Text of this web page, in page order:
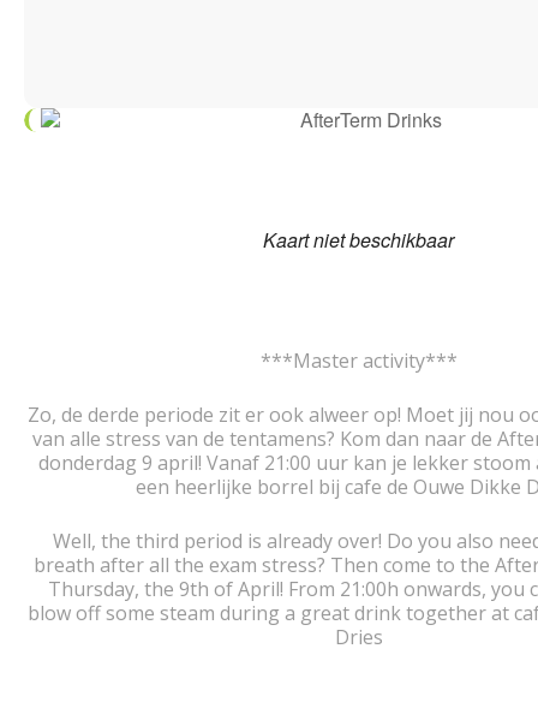
Kaart niet beschikbaar
***Master activity***
Zo, de derde periode zit er ook alweer op! Moet jij nou
van alle stress van de tentamens? Kom dan naar de
donderdag 9 april! Vanaf 21:00 uur kan je lekker
een heerlijke borrel bij cafe de Ouwe Dikke
Well, the third period is already over! Do you also
breath after all the exam stress? Then come to the
Thursday, the 9th of April! From 21:00h onwards, you
blow off some steam during a great drink together at
Dries